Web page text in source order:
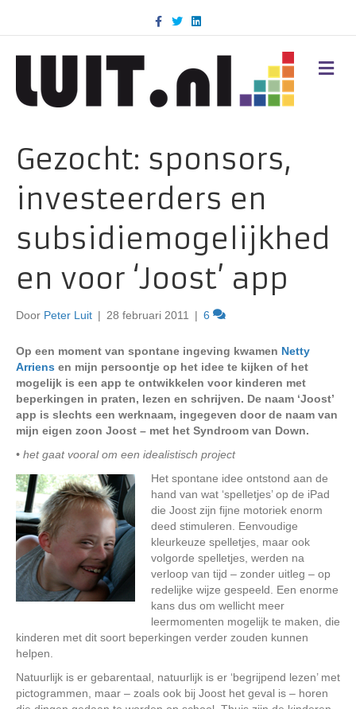
c
k
T
w
i
n
d
M
E
Gezocht: sponsors,
investeerders en
subsidiemogelijkhed
en voor ‘Joost’ app
Door Peter Luit | 28 februari 2011 | 6
Op een moment van spontane ingeving kwamen Netty
Arriens en mijn persoontje op het idee te kijken of het
mogelijk is een app te ontwikkelen voor kinderen met
beperkingen in praten, lezen en schrijven. De naam ‘Joost’
app is slechts een werknaam, ingegeven door de naam van
mijn eigen zoon Joost – met het Syndroom van Down.
• het gaat vooral om een idealistisch project
Het spontane idee ontstond aan de
hand van wat ‘spelletjes’ op de iPad
die Joost zijn fijne motoriek enorm
deed stimuleren. Eenvoudige
kleurkeuze spelletjes, maar ook
volgorde spelletjes, werden na
verloop van tijd – zonder uitleg – op
redelijke wijze gespeeld. Een enorme
kans dus om wellicht meer
leermomenten mogelijk te maken, die
kinderen met dit soort beperkingen verder zouden kunnen
helpen.
Natuurlijk is er gebarentaal, natuurlijk is er ‘begrijpend lezen’ met
pictogrammen, maar – zoals ook bij Joost het geval is – horen